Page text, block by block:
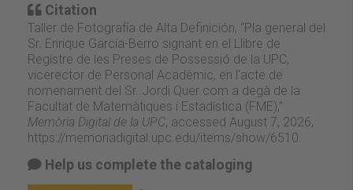
Citation
Taller de Fotografía de Alta Definición, “Pla general del
Sr. Enrique García-Berro signant en el Llibre de
Registre de les Preses de Possessió de la UPC,
vicerector de Personal Acadèmic, en l'acte de
nomenament del Sr. Jordi Quer com a degà de la
Facultat de Matemàtiques i Estadística (FME),”
Memòria Digital de la UPC, accessed August 7, 2026,
https://memoriadigital.upc.edu/items/show/6510
Help us complete the cataloging